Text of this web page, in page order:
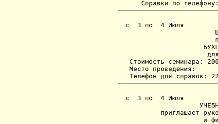
  с  3 по  4 Июля
Стоимость семинара:
   Место проведения:
  с  3 по  4 Июля
приглашает
и